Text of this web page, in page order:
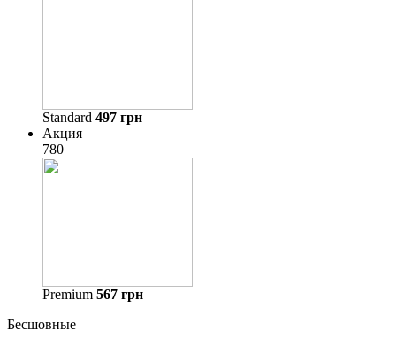
Standard 497 грн
Акция
780
Premium 567 грн
Бесшовные